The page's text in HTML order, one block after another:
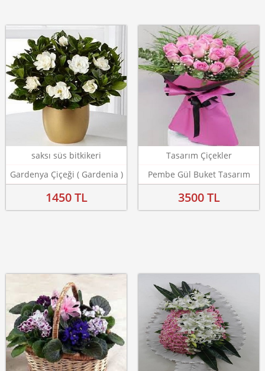
saksı süs bitkikeri
Gardenya Çiçeği ( Gardenia )
1450 TL
Tasarım Çiçekler
Pembe Gül Buket Tasarım
3500 TL